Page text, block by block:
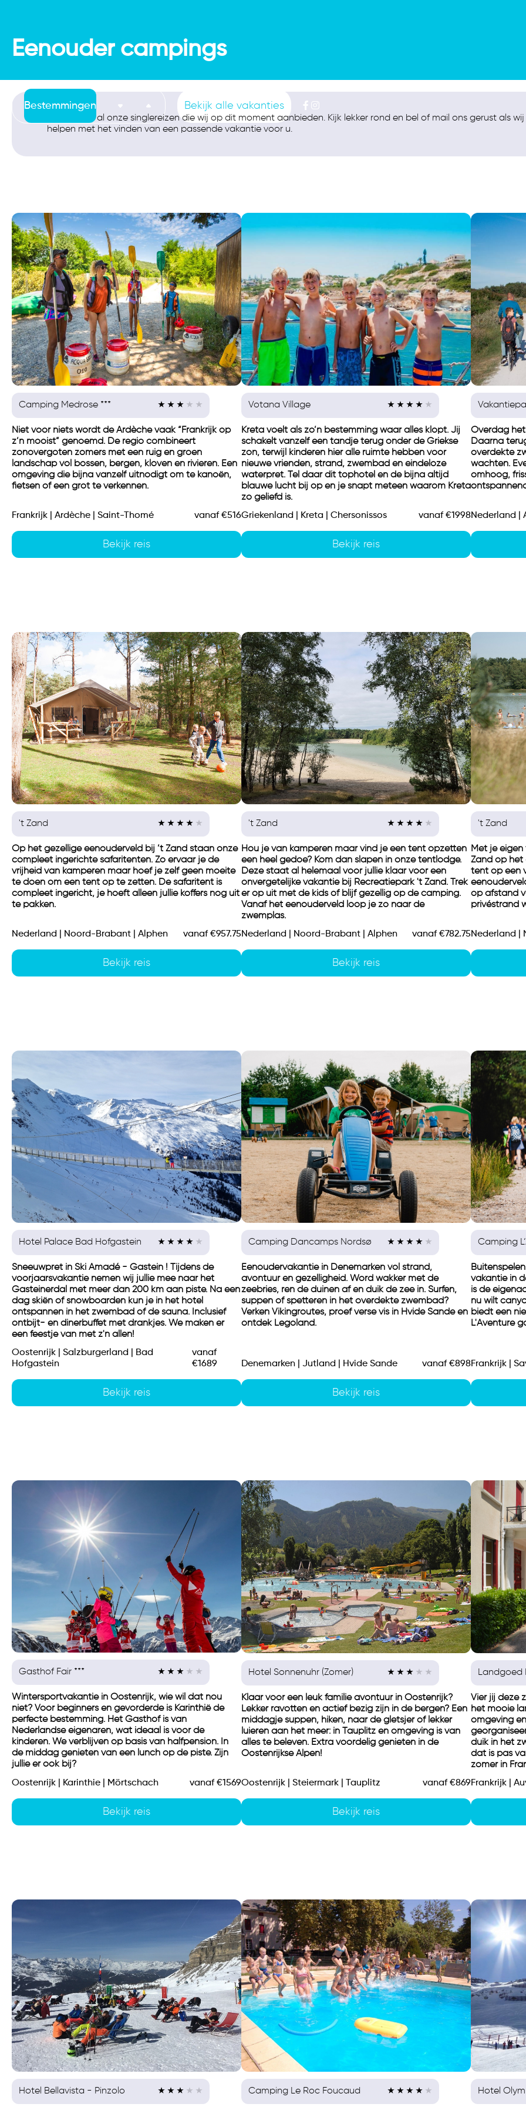
Eenouder campings
Bestemmingen Bekijk alle vakanties
Hier vindt u al onze singlereizen die wij op dit moment aanbieden. Kijk lekker rond en bel of mail ons gerust als
helpen met het vinden van een passende vakantie voor u.
Camping Medrose ***
Niet voor niets wordt de Ardèche vaak “Frankrijk op
z’n mooist” genoemd. De regio combineert
zonovergoten zomers met een ruig en groen
landschap vol bossen, bergen, kloven en rivieren. Een
omgeving die bijna vanzelf uitnodigt om te kanoën,
fietsen of een grot te verkennen.
Frankrijk | Ardèche | Saint-Thomé vanaf €516
Bekijk reis
Votana Village
Kreta voelt als zo’n bestemming waar alles klopt. Jij
schakelt vanzelf een tandje terug onder de Griekse
zon, terwijl kinderen hier alle ruimte hebben voor
nieuwe vrienden, strand, zwembad en eindeloze
waterpret. Tel daar dit tophotel en de bijna altijd
blauwe lucht bij op en je snapt meteen waarom Kreta
zo geliefd is.
Griekenland | Kreta | Chersonissos
vanaf €1998
Bekijk reis
Overdag het
Daarna
overdekte
wachten.
omhoog,
Nederland |
't Zand
Op het gezellige eenouderveld bij ’t Zand staan onze
compleet ingerichte safaritenten. Zo ervaar je de
vrijheid van kamperen maar hoef je zelf geen moeite
te doen om een tent op te zetten. De safaritent is
compleet ingericht, je hoeft alleen jullie koffers nog uit
te pakken.
Nederland | Noord-Brabant | Alphen vanaf €957.75
Bekijk reis
't Zand
Hou je van kamperen maar vind je een tent opzetten
een heel gedoe? Kom dan slapen in onze tentlodge.
Deze staat al helemaal voor jullie klaar voor een
onvergetelijke vakantie bij Recreatiepark 't Zand. Trek
er op uit met de kids of blijf gezellig op de camping.
Vanaf het eenouderveld loop je zo naar de
zwemplas.
Nederland | Noord-Brabant | Alphen
vanaf €782.75
Bekijk reis
't Zand
Met je
Zand op het
tent op een
op afstand
privéstrand
Nederland |
Hotel Palace Bad Hofgastein
Sneeuwpret in Ski Amadé - Gastein ! Tijdens de
voorjaarsvakantie nemen wij jullie mee naar het
Gasteinerdal met meer dan 200 km aan piste. Na een
dag skiën of snowboarden kun je in het hotel
ontspannen in het zwembad of de sauna. Inclusief
ontbijt- en dinerbuffet met drankjes. We maken er
een feestje van met z'n allen!
Oostenrijk | Salzburgerland | Bad
Hofgastein
vanaf
€1689
Bekijk reis
Camping Dancamps Nordsø
Eenoudervakantie in Denemarken vol strand,
avontuur en gezelligheid. Word wakker met de
zeebries, ren de duinen af en duik de zee in. Surfen,
suppen of spetteren in het overdekte zwembad?
Verken Vikingroutes, proef verse vis in Hvide Sande en
ontdek Legoland.
Denemarken | Jutland | Hvide Sande vanaf €898
Bekijk reis
Camping
vakantie in
is de
nu wilt
biedt een
L'Aventure
Frankrijk |
Gasthof Fair ***
Wintersportvakantie in Oostenrijk, wie wil dat nou
niet? Voor beginners en gevorderde is Karinthië de
perfecte bestemming. Het Gasthof is van
Nederlandse eigenaren, wat ideaal is voor de
kinderen. We verblijven op basis van halfpension. In
de middag genieten van een lunch op de piste. Zijn
jullie er ook bij?
Oostenrijk | Karinthie | Mörtschach
vanaf €1569
Bekijk reis
Hotel Sonnenuhr (Zomer)
Klaar voor een leuk familie avontuur in Oostenrijk?
Lekker ravotten en actief bezig zijn in de bergen? Een
middagje suppen, hiken, naar de gletsjer of lekker
luieren aan het meer: in Tauplitz en omgeving is van
alles te beleven. Extra voordelig genieten in de
Oostenrijkse Alpen!
Oostenrijk | Steiermark | Tauplitz vanaf €869
Bekijk reis
Landgoed
Vier jij deze
het mooie
omgeving
duik in het
dat is pas
zomer in
Frankrijk |
Hotel Bellavista - Pinzolo Camping Le Roc Foucaud Hotel